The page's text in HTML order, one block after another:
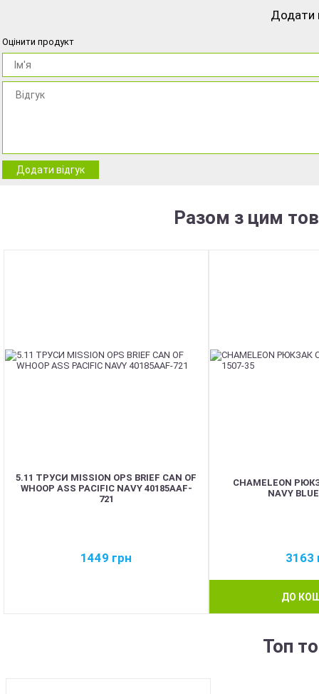
Додати
Оцінити продукт
Додати відгук
Разом з цим
5.11 ТРУСИ MISSION OPS BRIEF CAN OF
WHOOP ASS PACIFIC NAVY 40185AAF-
721
1449 грн
CHAMELEON
NAVY
3163
ДО
Топ